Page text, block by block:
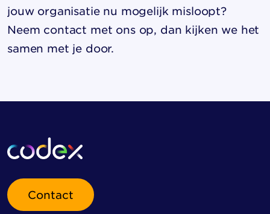
jouw organisatie nu mogelijk misloopt?
Neem contact met ons op, dan kijken we het
samen met je door.
Contact